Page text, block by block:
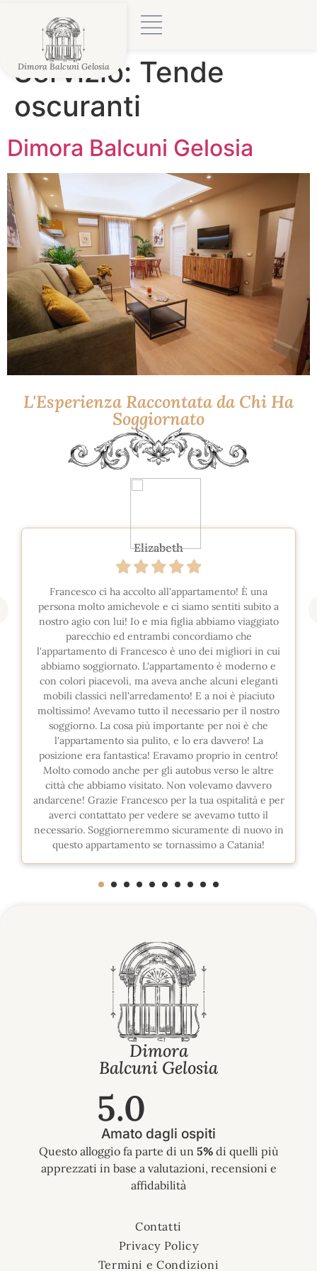
Dimora Balcuni Gelosia
Servizio: Tende
oscuranti
Dimora Balcuni Gelosia
L'Esperienza Raccontata da Chi Ha
Soggiornato
Elizabeth
Francesco ci ha accolto all'appartamento! È una
persona molto amichevole e ci siamo sentiti subito a
nostro agio con lui! Io e mia figlia abbiamo viaggiato
parecchio ed entrambi concordiamo che
l'appartamento di Francesco è uno dei migliori in cui
abbiamo soggiornato. L'appartamento è moderno e
con colori piacevoli, ma aveva anche alcuni eleganti
mobili classici nell'arredamento! E a noi è piaciuto
moltissimo! Avevamo tutto il necessario per il nostro
soggiorno. La cosa più importante per noi è che
l'appartamento sia pulito, e lo era davvero! La
posizione era fantastica! Eravamo proprio in centro!
Molto comodo anche per gli autobus verso le altre
città che abbiamo visitato. Non volevamo davvero
andarcene! Grazie Francesco per la tua ospitalità e per
averci contattato per vedere se avevamo tutto il
necessario. Soggiorneremmo sicuramente di nuovo in
questo appartamento se tornassimo a Catania!
Dimora
Balcuni Gelosia
5.0
Amato dagli ospiti
Questo alloggio fa parte di un 5%di quelli più
apprezzati in base a valutazioni, recensioni e
affidabilità
Contatti
Privacy Policy
Termini e Condizioni